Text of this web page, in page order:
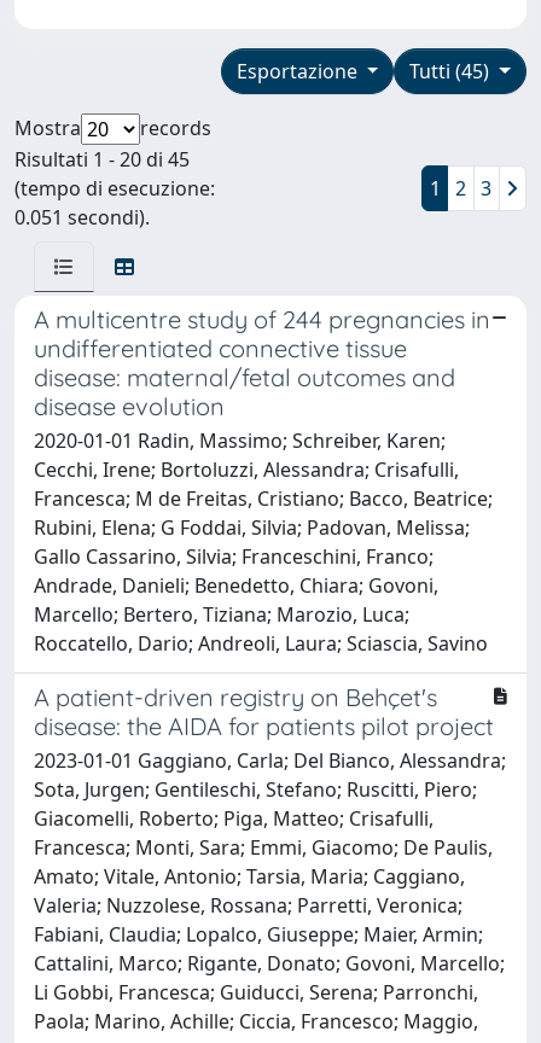
Tutti (45)
Esportazione
Mostra
records
Risultati 1 - 20 di 45
(tempo di esecuzione:
0.051 secondi).
1 2 3
A multicentre study of 244 pregnancies in
undifferentiated connective tissue
disease: maternal/fetal outcomes and
disease evolution
2020-01-01 Radin, Massimo; Schreiber, Karen;
Cecchi, Irene; Bortoluzzi, Alessandra; Crisafulli,
Francesca; M de Freitas, Cristiano; Bacco, Beatrice;
Rubini, Elena; G Foddai, Silvia; Padovan, Melissa;
Gallo Cassarino, Silvia; Franceschini, Franco;
Andrade, Danieli; Benedetto, Chiara; Govoni,
Marcello; Bertero, Tiziana; Marozio, Luca;
Roccatello, Dario; Andreoli, Laura; Sciascia, Savino
A patient-driven registry on Behçet's
disease: the AIDA for patients pilot project
2023-01-01 Gaggiano, Carla; Del Bianco, Alessandra;
Sota, Jurgen; Gentileschi, Stefano; Ruscitti, Piero;
Giacomelli, Roberto; Piga, Matteo; Crisafulli,
Francesca; Monti, Sara; Emmi, Giacomo; De Paulis,
Amato; Vitale, Antonio; Tarsia, Maria; Caggiano,
Valeria; Nuzzolese, Rossana; Parretti, Veronica;
Fabiani, Claudia; Lopalco, Giuseppe; Maier, Armin;
Cattalini, Marco; Rigante, Donato; Govoni, Marcello;
Li Gobbi, Francesca; Guiducci, Serena; Parronchi,
Paola; Marino, Achille; Ciccia, Francesco; Maggio,